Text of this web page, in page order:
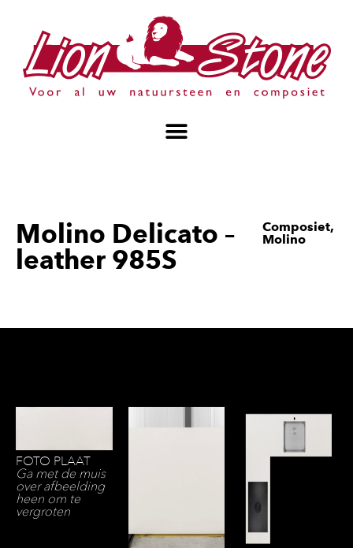
Molino Delicato –
leather 985S
Composiet,
Molino
FOTO PLAAT
Ga met de muis
over afbeelding
heen om te
vergroten